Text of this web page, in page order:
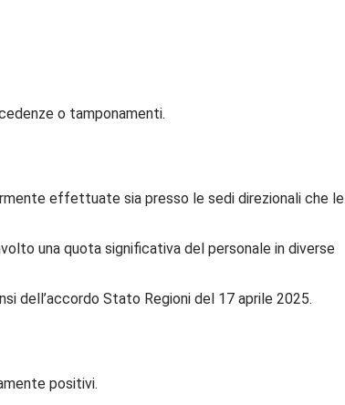
o tamponamenti.
effettuate sia presso le sedi direzionali che le
una quota significativa del personale in diverse
dell’accordo Stato Regioni del 17 aprile 2025.
positivi.